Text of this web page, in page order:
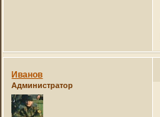
Иванов
Администратор